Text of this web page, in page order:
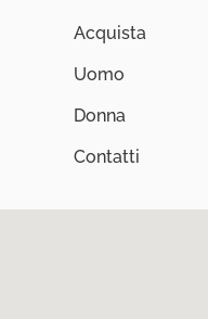
Acquista
Uomo
Donna
Contatti